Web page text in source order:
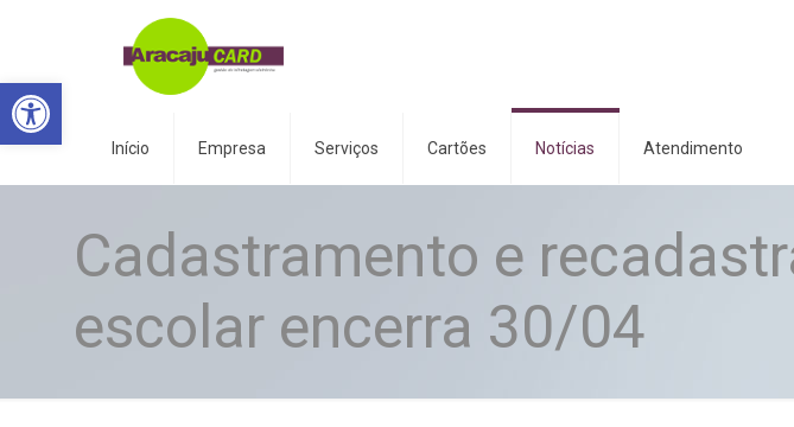
Abrir a barra de ferramentas
Início Empresa Serviços Cartões Notícias Atendimento
Cadastramento e
escolar encerra 30/04